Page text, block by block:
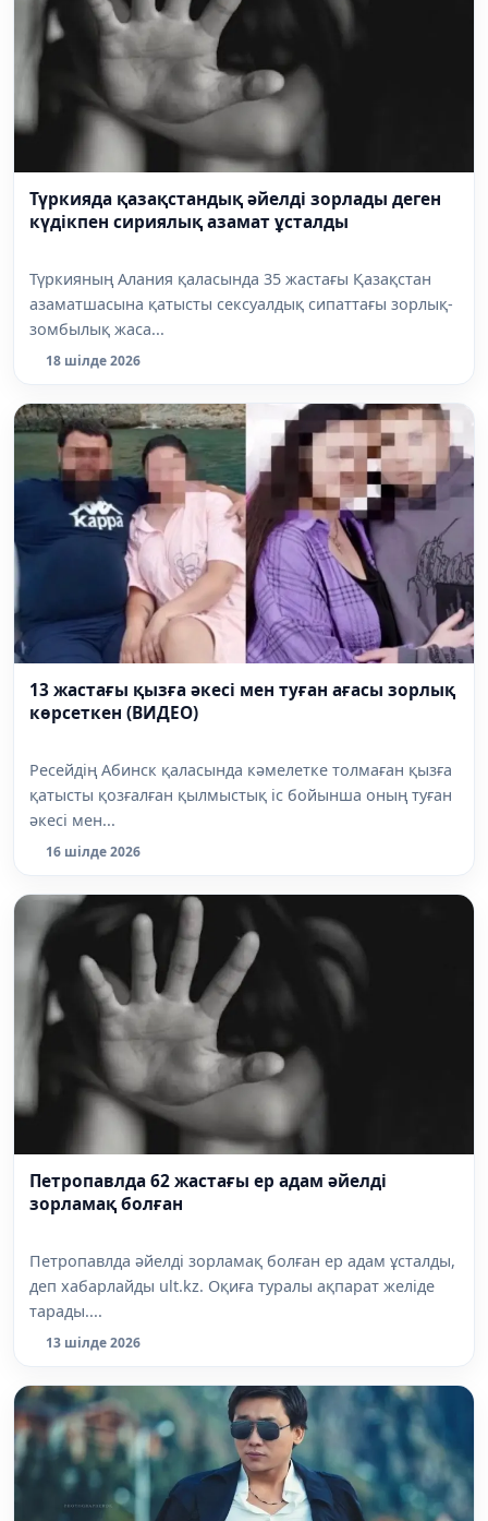
Түркияда қазақстандық әйелді зорлады деген
күдікпен сириялық азамат ұсталды
Түркияның Алания қаласында 35 жастағы Қазақстан
азаматшасына қатысты сексуалдық сипаттағы зорлық-
зомбылық жаса...
18 шілде 2026
13 жастағы қызға әкесі мен туған ағасы зорлық
көрсеткен (ВИДЕО)
Ресейдің Абинск қаласында кәмелетке толмаған қызға
қатысты қозғалған қылмыстық іс бойынша оның туған
әкесі мен...
16 шілде 2026
Петропавлда 62 жастағы ер адам әйелді
зорламақ болған
Петропавлда әйелді зорламақ болған ер адам ұсталды,
деп хабарлайды ult.kz. Оқиға туралы ақпарат желіде
тарады....
13 шілде 2026